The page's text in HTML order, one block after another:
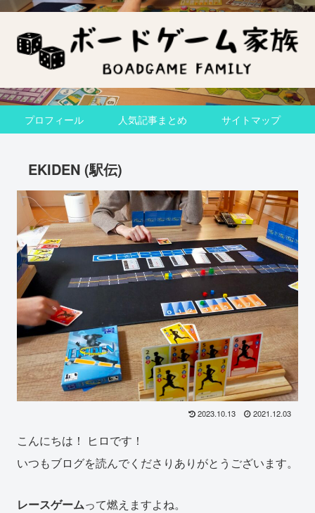
プロフィール 人気記事まとめ サイトマップ
EKIDEN (駅伝)
2023.10.13 2021.12.03
こんにちは！ ヒロです！
いつもブログを読んでくださりありがとうございます。
レースゲームって燃えますよね。